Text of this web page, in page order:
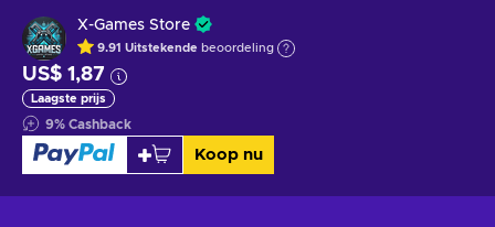
X-Games Store
9.91 Uitstekende beoordeling
US$ 1,87
Laagste prijs
9% Cashback
Koop nu